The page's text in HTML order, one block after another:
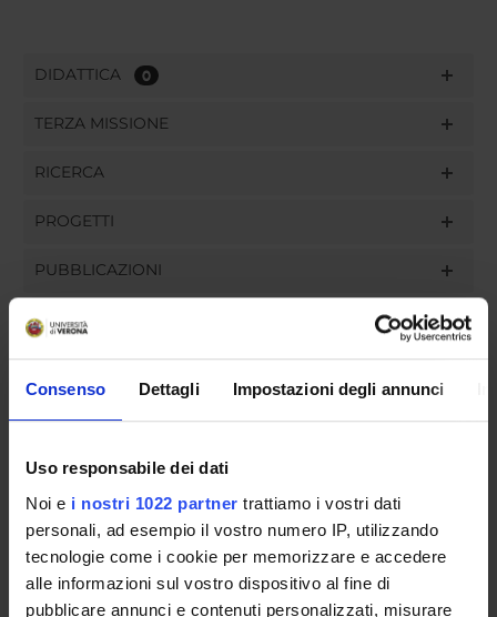
Consenso Dettagli Impostazioni degli annunci
Uso responsabile dei dati
Noi e i nostri 1022 partner trattiamo i vostri dati
personali, ad esempio il vostro numero IP, utilizzando
tecnologie come i cookie per memorizzare e accedere
alle informazioni sul vostro dispositivo al fine di
pubblicare annunci e contenuti personalizzati, misurare
DIDATTICA 0
TERZA MISSIONE
RICERCA
PROGETTI
PUBBLICAZIONI
INCARICHI
COMMISSIONI
UFFICI E STRUTTURE DI SERVIZIO